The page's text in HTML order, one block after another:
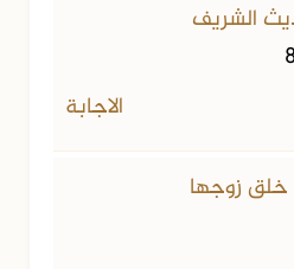
الشريف
الاجابة
زوجها